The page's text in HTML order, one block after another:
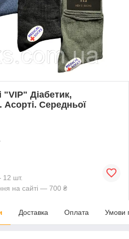
"VIP" Діабетик,
Асорті. Середньої
12 шт.
на сайті — 700 ₴
Доставка Оплата Умови